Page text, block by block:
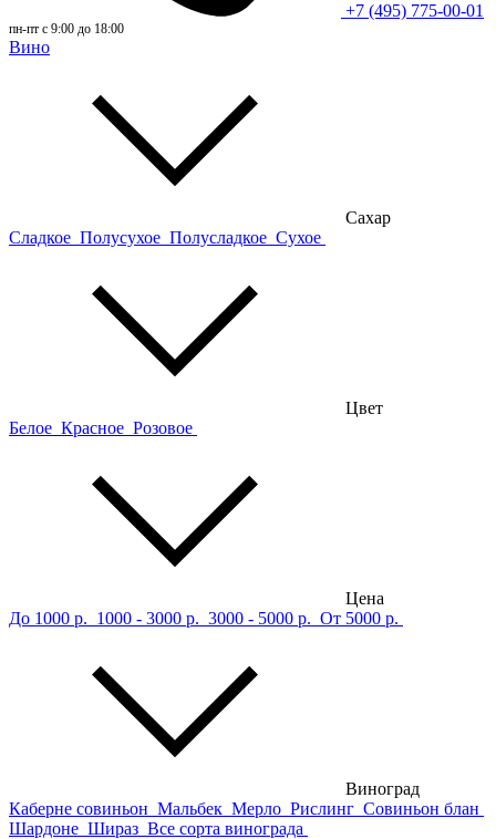
+7 (495) 775-00-01
пн-пт с 9:00 до 18:00
Вино
Сахар
Сладкое Полусухое Полусладкое Сухое
Цвет
Белое Красное Розовое
Цена
До 1000 р. 1000 - 3000 р. 3000 - 5000 р. От 5000 р.
Виноград
Каберне совиньон Мальбек Мерло Рислинг Совиньон блан
Шардоне Шираз Все сорта винограда